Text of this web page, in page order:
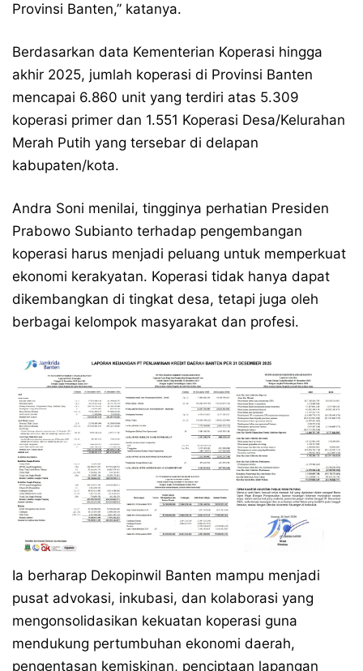
Provinsi Banten,” katanya.
Berdasarkan data Kementerian Koperasi hingga
akhir 2025, jumlah koperasi di Provinsi Banten
mencapai 6.860 unit yang terdiri atas 5.309
koperasi primer dan 1.551 Koperasi Desa/Kelurahan
Merah Putih yang tersebar di delapan
kabupaten/kota.
Andra Soni menilai, tingginya perhatian Presiden
Prabowo Subianto terhadap pengembangan
koperasi harus menjadi peluang untuk memperkuat
ekonomi kerakyatan. Koperasi tidak hanya dapat
dikembangkan di tingkat desa, tetapi juga oleh
berbagai kelompok masyarakat dan profesi.
Ia berharap Dekopinwil Banten mampu menjadi
pusat advokasi, inkubasi, dan kolaborasi yang
mengonsolidasikan kekuatan koperasi guna
mendukung pertumbuhan ekonomi daerah,
pengentasan kemiskinan, penciptaan lapangan